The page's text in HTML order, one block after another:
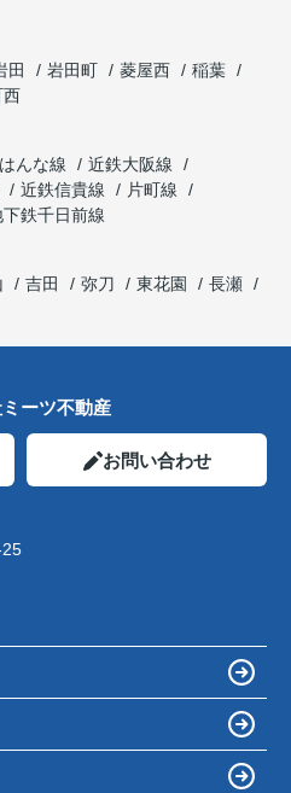
田 岩田町 菱屋西
稲葉
西
んな線
近鉄大阪線
近鉄信貴線
片町線
下鉄千日前線
吉田 弥刀 東花園
長瀬
ーツ不動産
お問い合わせ